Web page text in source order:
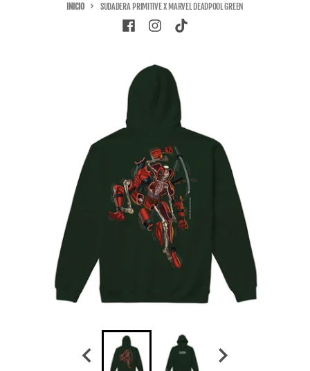
INICIO SUDADERA PRIMITIVE X MARVEL DEADPOOL GREEN